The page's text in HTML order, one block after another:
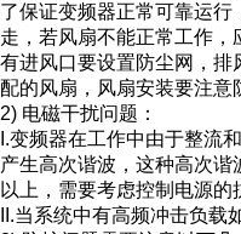
了保证变频器正常可靠运
走，若风扇不能正常工作
有进风口要设置防尘网，排
配的风扇，风扇安装要注意
2) 电磁干扰问题：
I.变频器在工作中由于整流
产生高次谐波，这种高次
以上，需要考虑控制电源的
II.当系统中有高频冲击负